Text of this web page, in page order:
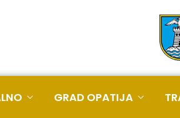
GRAD OPATIJA